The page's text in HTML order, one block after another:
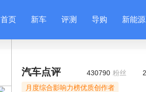
首页 新车 评测 导购 新能源
汽车点评 430790 粉丝
月度综合影响力榜优质创作者